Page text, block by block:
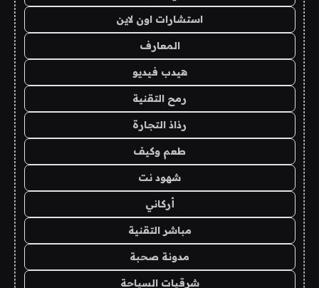
استشارات اون لاين
المعارف
هيدب فيديو
رمح التقنية
رذاذ التجارة
طعم وكيف
شهود نت
أركاني
مباشر التقنية
مدونة صحبة
شرقيات السياحة